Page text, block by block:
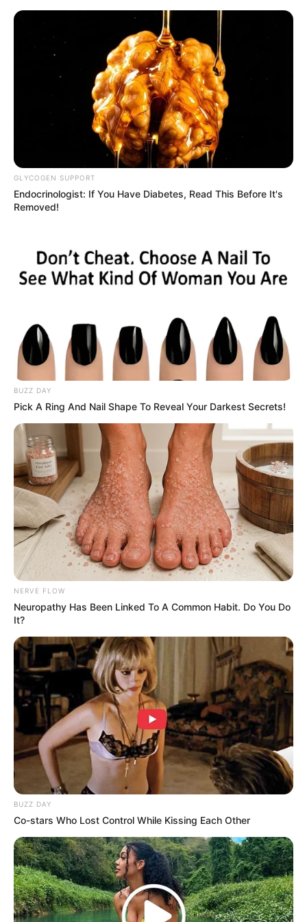
Yanisa Samohom
GLYCOGEN SUPPORT
Endocrinologist: If You Have Diabetes, Read This Before It's
Removed!
BUZZ DAY
Pick A Ring And Nail Shape To Reveal Your Darkest Secrets!
NERVE FLOW
Neuropathy Has Been Linked To A Common Habit. Do You Do
It?
BUZZ DAY
Co-stars Who Lost Control While Kissing Each Other